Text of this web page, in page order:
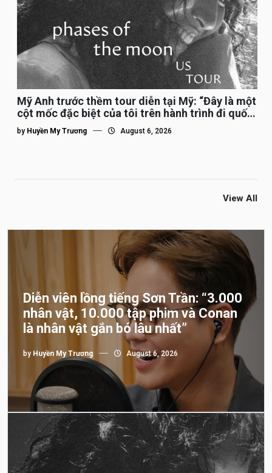
Mỹ Anh trước thềm tour diễn tại Mỹ: “Đây là một
cột mốc đặc biệt của tôi trên hành trình đi quốc
tế”
by Huyền My Trương August 6, 2026
View All
Diễn viên lồng tiếng Sơn Trần: “3.000
nhân vật, 10.000 tập phim và Conan
là nhân vật gắn bó lâu nhất”
by Huyền My Trương August 6, 2026